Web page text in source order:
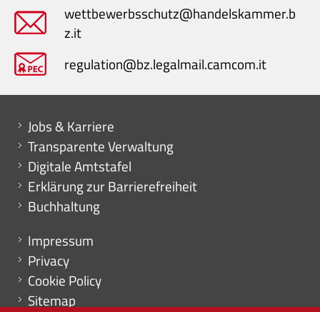
wettbewerbsschutz@handelskammer.b
z.it
regulation@bz.legalmail.camcom.it
Mini menu di servizio
Jobs & Karriere
Transparente Verwaltung
Digitale Amtstafel
Erklärung zur Barrierefreiheit
Buchhaltung
Menu footer
Impressum
Privacy
Cookie Policy
Sitemap